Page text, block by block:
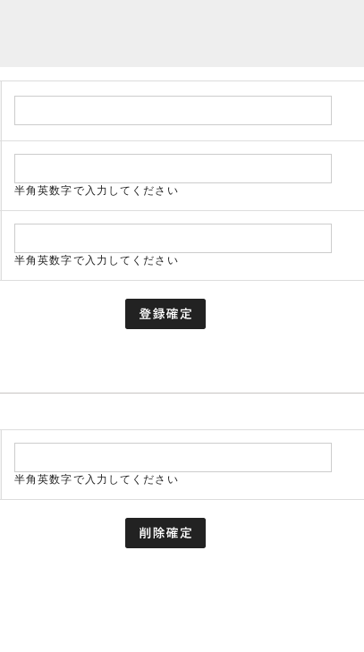
半角英数字で入力してください
半角英数字で入力してください
半角英数字で入力してください